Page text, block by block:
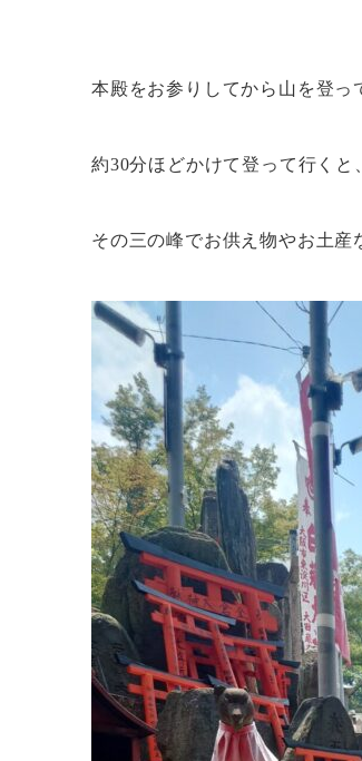
本殿をお参りしてから山を登っ
約30分ほどかけて登って行くと
その三の峰でお供え物やお土産